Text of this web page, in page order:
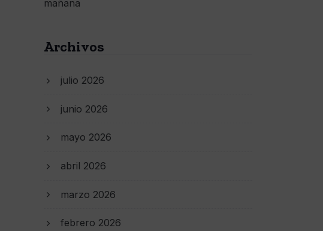
mañana
Archivos
julio 2026
junio 2026
mayo 2026
abril 2026
marzo 2026
febrero 2026